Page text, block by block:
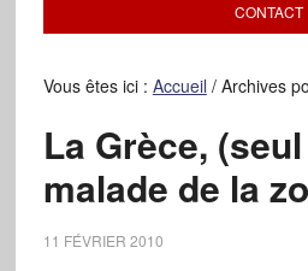
CONTACT
Vous êtes ici : Accueil /Archives
La Grèce,
malade de la
11 FÉVRIER 2010